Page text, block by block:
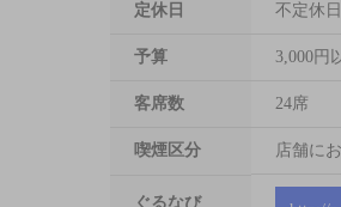
定休日 不定休
予算 3,000円
客席数 24席
喫煙区分 店舗に
ぐるなび